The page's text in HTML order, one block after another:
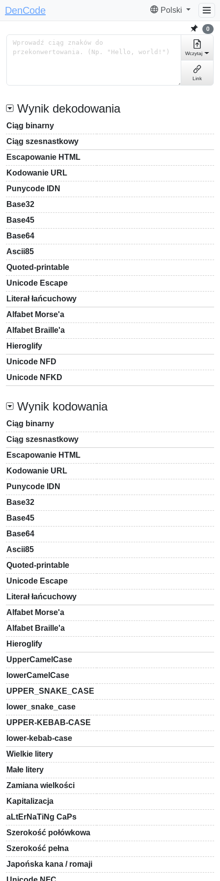
DenCode Polski
0
Wczytaj
Link
Wynik dekodowania
Ciąg binarny
Ciąg szesnastkowy
Escapowanie HTML
Kodowanie URL
Punycode IDN
Base32
Base45
Base64
Ascii85
Quoted-printable
Unicode Escape
Literał łańcuchowy
Alfabet Morse'a
Alfabet Braille'a
Hieroglify
Unicode NFD
Unicode NFKD
Wynik kodowania
Ciąg binarny
Ciąg szesnastkowy
Escapowanie HTML
Kodowanie URL
Punycode IDN
Base32
Base45
Base64
Ascii85
Quoted-printable
Unicode Escape
Literał łańcuchowy
Alfabet Morse'a
Alfabet Braille'a
Hieroglify
UpperCamelCase
lowerCamelCase
UPPER_SNAKE_CASE
lower_snake_case
UPPER-KEBAB-CASE
lower-kebab-case
Wielkie litery
Małe litery
Zamiana wielkości
Kapitalizacja
aLtErNaTiNg CaPs
Szerokość połówkowa
Szerokość pełna
Japońska kana / romaji